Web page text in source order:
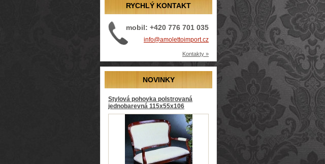
RYCHLÝ KONTAKT
mobil: +420 776 701 035
info@amolettoimport.cz
Kontakty »
NOVINKY
Stylová pohovka polstrovaná
jednobarevná 115x55x106